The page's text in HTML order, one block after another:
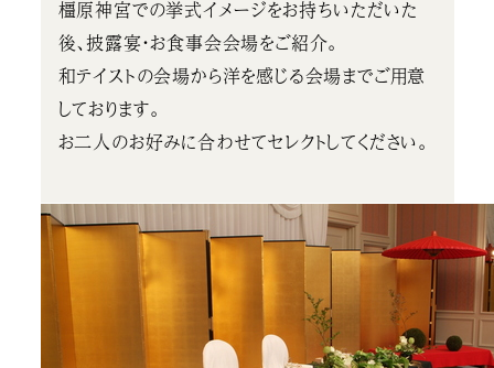
橿原神宮での挙式イメージをお持ちいただいた
後、披露宴・お食事会会場をご紹介。
和テイストの会場から洋を感じる会場までご用意
しております。
お二人のお好みに合わせてセレクトしてください。